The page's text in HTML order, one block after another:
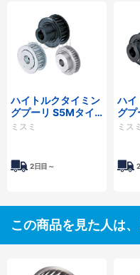
ハイトルクタイミン
グプーリ S5Mタイ
プ
ミスミ
2日目～
ハイ
グプ
プ
ミスミ
この商品を見た人は